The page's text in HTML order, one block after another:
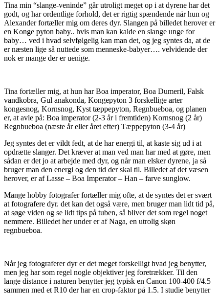
Tina min “slange-veninde” går utroligt meget op i at dyrene har det
godt, og har ordentlige forhold, det er rigtig spændende når hun og
Alexander fortæller mig om deres dyr. Slangen på billedet herover er
en Konge pyton baby.. hvis man kan kalde en slange unge for
baby… ved i hvad selvfølgelig kan man det, og jeg syntes da, at de
er næsten lige så nuttede som menneske-babyer…. velvidende der
nok er mange der er uenige.
Tina fortæller mig, at hun har Boa imperator, Boa Dumeril, Falsk
vandkobra, Gul anakonda, Kongepyton 3 forskellige arter
kongesnog, Kornsnog, Kyst tæppepyton, Regnbueboa, og planen
er, at avle på: Boa imperator (2-3 år i fremtiden) Kornsnog (2 år)
Regnbueboa (næste år eller året efter) Tæppepyton (3-4 år)
Jeg syntes det er vildt fedt, at de har energi til, at kaste sig ud i at
opdrætte slanger. Det kræver at man ved man har med at gøre, men
sådan er det jo at arbejde med dyr, og når man elsker dyrene, ja så
bruger man den energi og den tid der skal til. Billedet af det væsen
herover, er af Lasse – Boa Imperator – Han – farve sunglow.
Mange hobby fotografer fortæller mig ofte, at de syntes det er svært
at fotografere dyr. det kan det også være, men bruger man lidt tid på,
at søge viden og se lidt tips på tuben, så bliver det som regel noget
nemmere. Billedet her under er af Naga, en utrolig skøn
regnbueboa.
Når jeg fotograferer dyr er det meget forskelligt hvad jeg benytter,
men jeg har som regel nogle objektiver jeg foretrækker. Til den
lange distance i naturen benytter jeg typisk en Canon 100-400 f/4.5
sammen med et R10 der har en crop-faktor på 1.5. I studie benytter